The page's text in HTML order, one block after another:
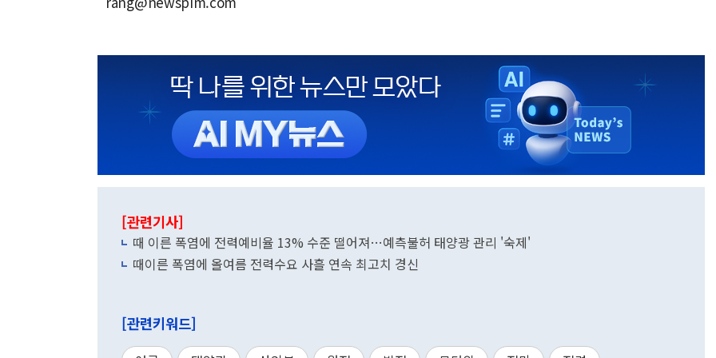
[관련기사]
때 이른 폭염에 전력예비율 13% 수준 떨어져…예측불허 태양광 관리 '숙제'
때이른 폭염에 올여름 전력수요 사흘 연속 최고치 경신
[관련키워드]